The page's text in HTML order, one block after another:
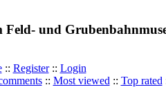
Feld- und
:: Register:: Login
:: Most viewed:: Top rated